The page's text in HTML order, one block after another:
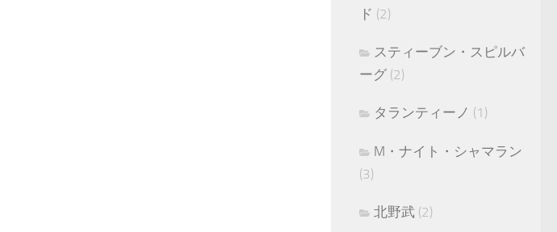
ド (2)
スティーブン・スピルバ
ーグ (2)
タランティーノ (1)
M・ナイト・シャマラン
(3)
北野武 (2)